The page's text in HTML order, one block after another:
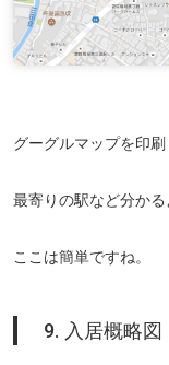
グーグルマップを印刷
最寄りの駅など分かる
ここは簡単ですね。
9. 入居概略図